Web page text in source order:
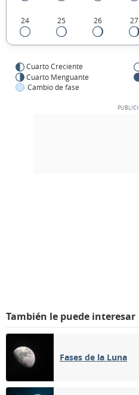
24 25 26 27
Cuarto Creciente
Cuarto Menguante
Cambio de fase
También le puede interesar
Fases de la Luna